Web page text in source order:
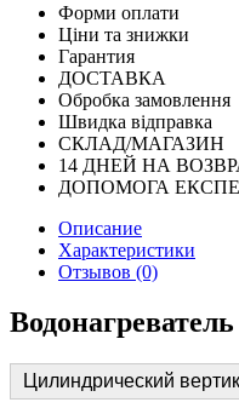
Форми оплати
Ціни та знижки
Гарантия
ДОСТАВКА
Обробка замовлення
Швидка відправка
СКЛАД/МАГАЗИН
14 ДНЕЙ НА
ДОПОМОГА
Описание
Характеристики
Отзывов (0)
Цилиндрический